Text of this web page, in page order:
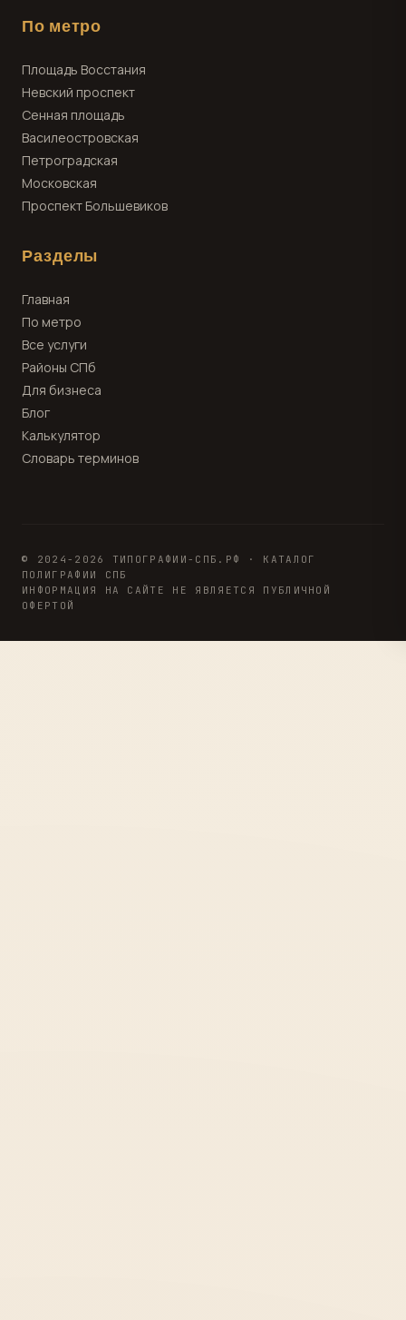
По метро
Площадь Восстания
Невский проспект
Сенная площадь
Василеостровская
Петроградская
Московская
Проспект Большевиков
Разделы
Главная
По метро
Все услуги
Районы СПб
Для бизнеса
Блог
Калькулятор
Словарь терминов
© 2024-2026 ТИПОГРАФИИ-СПБ.РФ · КАТАЛОГ
ПОЛИГРАФИИ СПБ
ИНФОРМАЦИЯ НА САЙТЕ НЕ ЯВЛЯЕТСЯ ПУБЛИЧНОЙ
ОФЕРТОЙ